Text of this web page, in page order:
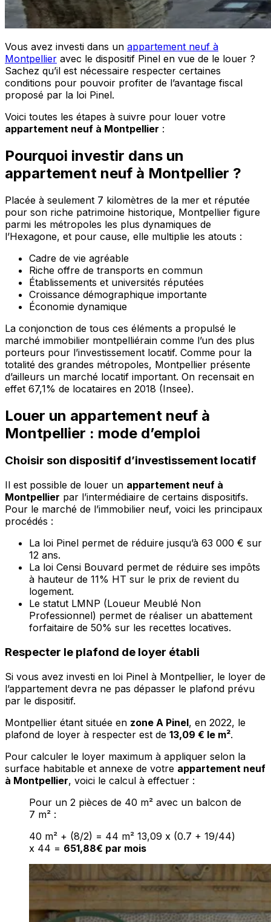
Vous avez investi dans un appartement neuf à
Montpellier avec le dispositif Pinel en vue de le louer ?
Sachez qu’il est nécessaire respecter certaines
conditions pour pouvoir profiter de l’avantage fiscal
proposé par la loi Pinel.
Voici toutes les étapes à suivre pour louer votre
appartement neuf à Montpellier :
Pourquoi investir dans un
appartement neuf à Montpellier ?
Placée à seulement 7 kilomètres de la mer et réputée
pour son riche patrimoine historique, Montpellier figure
parmi les métropoles les plus dynamiques de
l’Hexagone, et pour cause, elle multiplie les atouts :
Cadre de vie agréable
Riche offre de transports en commun
Établissements et universités réputées
Croissance démographique importante
Économie dynamique
La conjonction de tous ces éléments a propulsé le
marché immobilier montpelliérain comme l’un des plus
porteurs pour l’investissement locatif. Comme pour la
totalité des grandes métropoles, Montpellier présente
d’ailleurs un marché locatif important. On recensait en
effet 67,1% de locataires en 2018 (Insee).
Louer un appartement neuf à
Montpellier : mode d’emploi
Choisir son dispositif d’investissement locatif
Il est possible de louer un appartement neuf à
Montpellier par l’intermédiaire de certains dispositifs.
Pour le marché de l’immobilier neuf, voici les principaux
procédés :
La loi Pinel permet de réduire jusqu’à 63 000 € sur
12 ans.
La loi Censi Bouvard permet de réduire ses impôts
à hauteur de 11% HT sur le prix de revient du
logement.
Le statut LMNP (Loueur Meublé Non
Professionnel) permet de réaliser un abattement
forfaitaire de 50% sur les recettes locatives.
Respecter le plafond de loyer établi
Si vous avez investi en loi Pinel à Montpellier, le loyer de
l’appartement devra ne pas dépasser le plafond prévu
par le dispositif.
Montpellier étant située en zone A Pinel, en 2022, le
plafond de loyer à respecter est de 13,09 € le m².
Pour calculer le loyer maximum à appliquer selon la
surface habitable et annexe de votre appartement neuf
à Montpellier, voici le calcul à effectuer :
Pour un 2 pièces de 40 m² avec un balcon de
7 m² :
40 m² + (8/2) = 44 m² 13,09 x (0.7 + 19/44)
x 44 = 651,88€ par mois